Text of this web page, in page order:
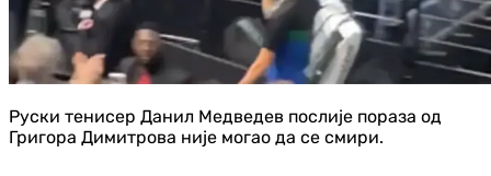
Руски тенисер Данил Медведев послије пораза од
Григора Димитрова није могао да се смири.